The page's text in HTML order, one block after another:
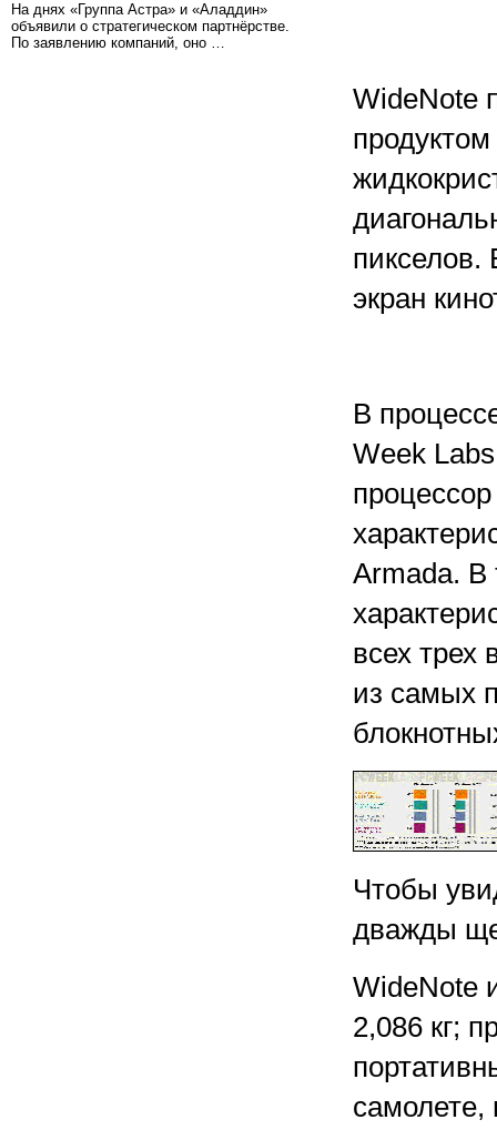
На днях «Группа Астра» и «Аладдин»
объявили о стратегическом партнёрстве.
По заявлению компаний, оно …
WideNote
продуктом
пикселов.
экран
В
Week
Armada. В
всех
из самых
Чтобы
дважды
WideNote
2,086 кг;
самолете,